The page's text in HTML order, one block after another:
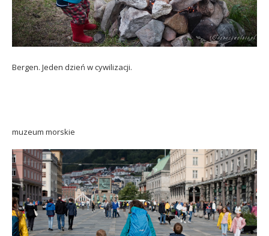
Bergen. Jeden dzień w cywilizacji.
muzeum morskie